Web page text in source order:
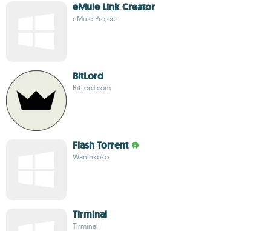
eMule Link Creator
eMule Project
BitLord
BitLord.com
Flash Torrent
Waninkoko
Tirminal
Tirminal